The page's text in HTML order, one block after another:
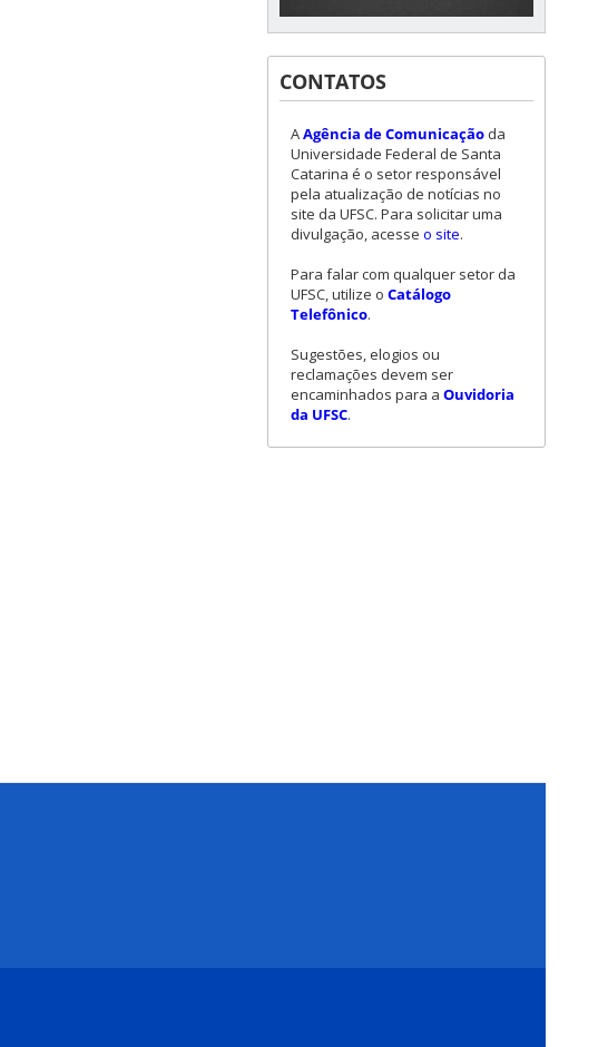
CONTATOS
AAgência de Comunicação da
Universidade Federal de Santa
Catarina é o setor responsável
pela atualização de notícias no
site da UFSC. Para solicitar uma
divulgação, acesse o site.
Para falar com qualquer setor da
UFSC, utilize o Catálogo
Telefônico.
Sugestões, elogios ou
reclamações devem ser
encaminhados para a Ouvidoria
da UFSC.